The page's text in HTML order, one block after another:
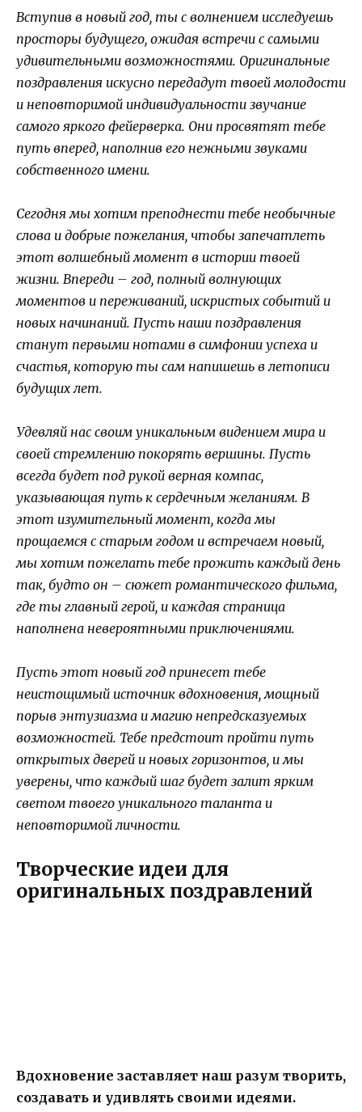
Вступив в новый год, ты с волнением исследуешь
просторы будущего, ожидая встречи с самыми
удивительными возможностями. Оригинальные
поздравления искусно передадут твоей молодости
и неповторимой индивидуальности звучание
самого яркого фейерверка. Они просвятят тебе
путь вперед, наполнив его нежными звуками
собственного имени.
Сегодня мы хотим преподнести тебе необычные
слова и добрые пожелания, чтобы запечатлеть
этот волшебный момент в истории твоей
жизни. Впереди – год, полный волнующих
моментов и переживаний, искристых событий и
новых начинаний. Пусть наши поздравления
станут первыми нотами в симфонии успеха и
счастья, которую ты сам напишешь в летописи
будущих лет.
Удевляй нас своим уникальным видением мира и
своей стремлению покорять вершины. Пусть
всегда будет под рукой верная компас,
указывающая путь к сердечным желаниям. В
этот изумительный момент, когда мы
прощаемся с старым годом и встречаем новый,
мы хотим пожелать тебе прожить каждый день
так, будто он – сюжет романтического фильма,
где ты главный герой, и каждая страница
наполнена невероятными приключениями.
Пусть этот новый год принесет тебе
неистощимый источник вдохновения, мощный
порыв энтузиазма и магию непредсказуемых
возможностей. Тебе предстоит пройти путь
открытых дверей и новых горизонтов, и мы
уверены, что каждый шаг будет залит ярким
светом твоего уникального таланта и
неповторимой личности.
Творческие идеи для
оригинальных поздравлений
Вдохновение заставляет наш разум творить,
создавать и удивлять своими идеями.